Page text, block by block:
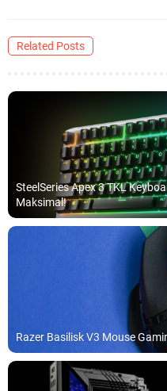
Related Posts
SteelSeries Apex 3 TKL
Maksimal!
Razer Basilisk V3 Mouse